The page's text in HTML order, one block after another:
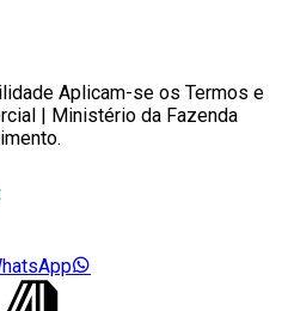
Aplicam-se os Termos e
| Ministério da Fazenda